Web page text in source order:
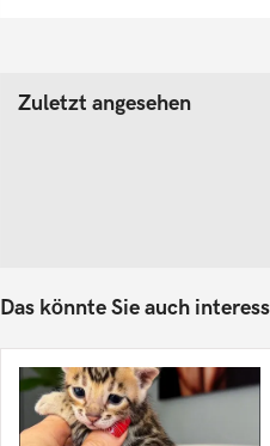
Zuletzt angesehen
Das könnte Sie auch